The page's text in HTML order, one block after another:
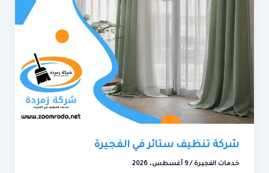
شركة تنظيف ستائر في الفجيرة
خدمات الفجيرة /9 أغسطس، 2026